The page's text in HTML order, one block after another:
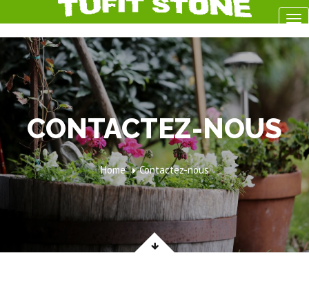
CONTACTEZ-NOUS
Home Contactez-nous